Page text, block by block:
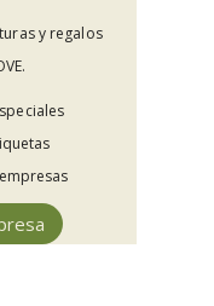
y regalos